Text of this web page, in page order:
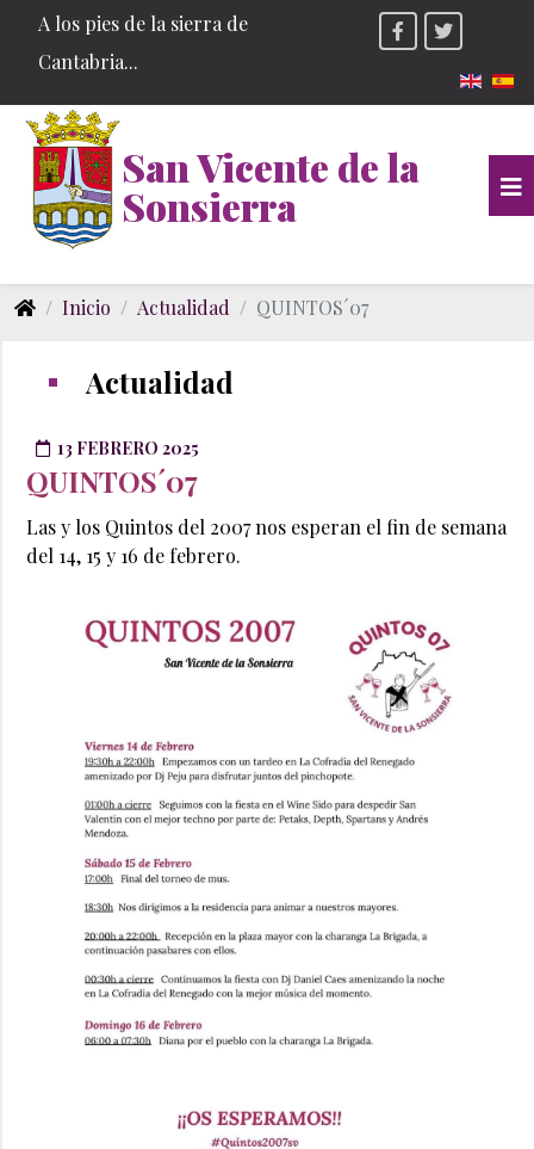
A los pies de la sierra de
Cantabria...
San Vicente de la
Sonsierra
Inicio Actualidad QUINTOS´07
Actualidad
13 FEBRERO 2025
QUINTOS´07
Las y los Quintos del 2007 nos esperan el fin de semana
del 14, 15 y 16 de febrero.